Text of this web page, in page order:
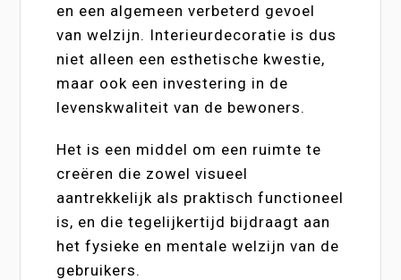
en een algemeen verbeterd gevoel
van welzijn. Interieurdecoratie is dus
niet alleen een esthetische kwestie,
maar ook een investering in de
levenskwaliteit van de bewoners.
Het is een middel om een ruimte te
creëren die zowel visueel
aantrekkelijk als praktisch functioneel
is, en die tegelijkertijd bijdraagt aan
het fysieke en mentale welzijn van de
gebruikers.